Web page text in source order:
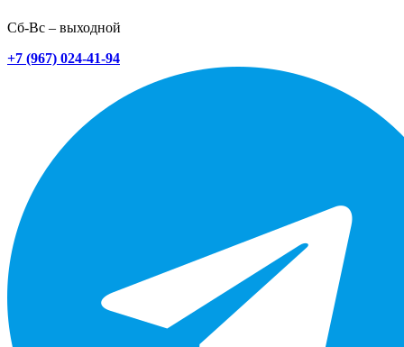
Сб-Вс – выходной
+7 (967) 024-41-94